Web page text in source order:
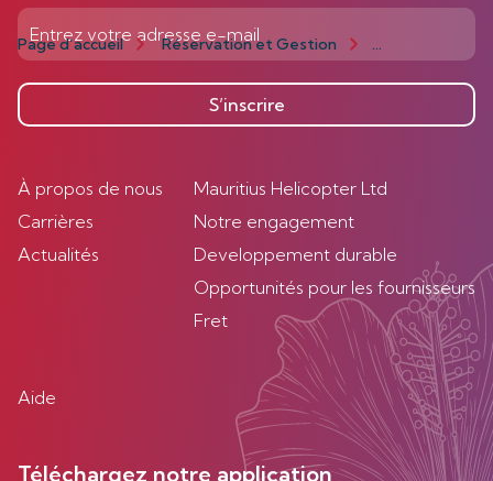
Page d’accueil Réservation et Gestion Gestion
S’inscrire
À propos de nous
Carrières
Actualités
Mauritius Helicopter Ltd
Notre engagement
Developpement durable
Opportunités pour les fournisseurs
Fret
Aide
Téléchargez notre application